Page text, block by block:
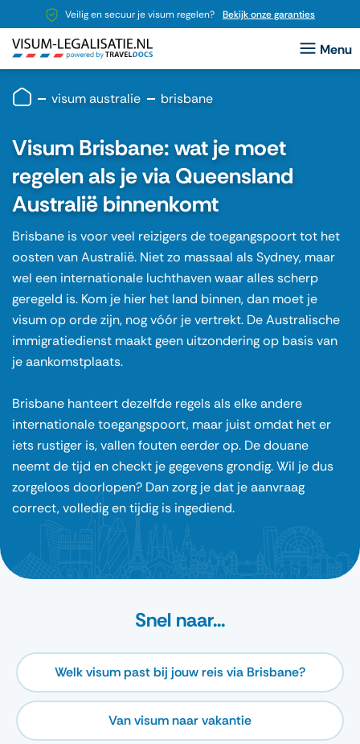
Veilig en secuur je visum regelen? Bekijk onze garanties
visum australie brisbane
Visum Brisbane: wat je moet
regelen als je via Queensland
Australië binnenkomt
Brisbane is voor veel reizigers de toegangspoort tot het
oosten van Australië. Niet zo massaal als Sydney, maar
wel een internationale luchthaven waar alles scherp
geregeld is. Kom je hier het land binnen, dan moet je
visum op orde zijn, nog vóór je vertrekt. De Australische
immigratiedienst maakt geen uitzondering op basis van
je aankomstplaats.
Brisbane hanteert dezelfde regels als elke andere
internationale toegangspoort, maar juist omdat het er
iets rustiger is, vallen fouten eerder op. De douane
neemt de tijd en checkt je gegevens grondig. Wil je dus
zorgeloos doorlopen? Dan zorg je dat je aanvraag
correct, volledig en tijdig is ingediend.
Snel naar...
Welk visum past bij jouw reis via Brisbane?
Van visum naar vakantie